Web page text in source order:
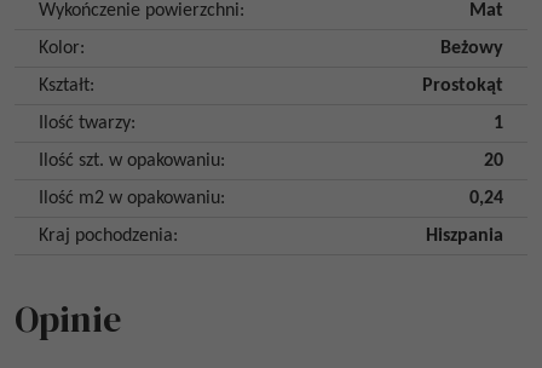
Wykończenie powierzchni:
Mat
Kolor:
Beżowy
Kształt:
Prostokąt
Ilość twarzy:
1
Ilość szt. w opakowaniu:
20
Ilość m2 w opakowaniu:
0,24
Kraj pochodzenia: Hiszpania
Opinie